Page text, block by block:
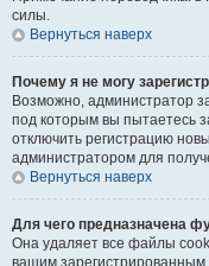
силы.
Вернуться наверх
Почему я не могу
Возможно, администратор
под которым вы пытаетесь
отключить регистрацию
администратором для
Вернуться наверх
Для чего предназначена
Она удаляет все файлы
вашим